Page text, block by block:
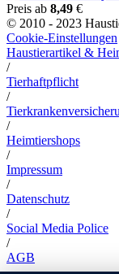
Preis ab 8,49 €
© 2010 - 2023
Cookie-Einstellungen
Haustierartikel &
/
Tierhaftpflicht
/
/
Heimtiershops
/
Impressum
/
Datenschutz
/
Social Media Police
/
AGB